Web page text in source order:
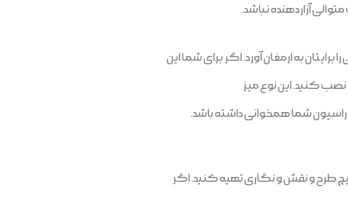
آزاردهنده نباشد.
به ارمغان آورد. اگر برای شما این
نصب کنید. این نوع میز
شما همخوانی داشته باشد.
طرح و نقش و نگاری تهیه کنید. اگر